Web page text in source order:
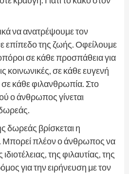
να ανατρέψουμε τον
επίπεδο της ζωής. Οφείλουμε
σε κάθε προσπάθεια για
κοινωνικές, σε κάθε ευγενή
κάθε φιλανθρωπία. Στο
ο άνθρωπος γίνεται
δωρεάς βρίσκεται η
Μπορεί πλέον ο άνθρωπος να
της φιλαυτίας, της
για την ειρήνευση με τον